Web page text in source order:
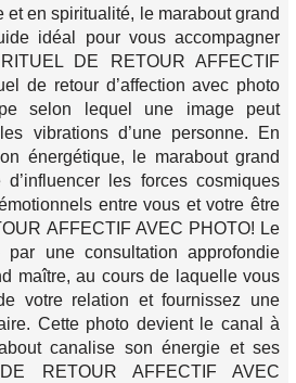
en spiritualité, le marabout grand
idéal pour vous accompagner
DE RETOUR AFFECTIF
de retour d’affection avec photo
selon lequel une image peut
vibrations d’une personne. En
énergétique, le marabout grand
les forces cosmiques
entre vous et votre être
AFFECTIF AVEC PHOTO! Le
par une consultation approfondie
maître, au cours de laquelle vous
votre relation et fournissez une
Cette photo devient le canal à
canalise son énergie et ses
RETOUR AFFECTIF AVEC